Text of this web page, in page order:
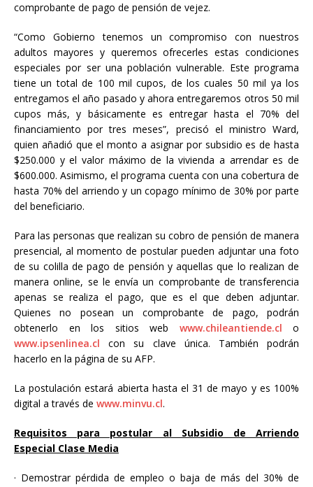
comprobante de pago de pensión de vejez.
“Como Gobierno tenemos un compromiso con nuestros
adultos mayores y queremos ofrecerles estas condiciones
especiales por ser una población vulnerable. Este programa
tiene un total de 100 mil cupos, de los cuales 50 mil ya los
entregamos el año pasado y ahora entregaremos otros 50 mil
cupos más, y básicamente es entregar hasta el 70% del
financiamiento por tres meses”, precisó el ministro Ward,
quien añadió que el monto a asignar por subsidio es de hasta
$250.000 y el valor máximo de la vivienda a arrendar es de
$600.000. Asimismo, el programa cuenta con una cobertura de
hasta 70% del arriendo y un copago mínimo de 30% por parte
del beneficiario.
Para las personas que realizan su cobro de pensión de manera
presencial, al momento de postular pueden adjuntar una foto
de su colilla de pago de pensión y aquellas que lo realizan de
manera online, se le envía un comprobante de transferencia
apenas se realiza el pago, que es el que deben adjuntar.
Quienes no posean un comprobante de pago, podrán
obtenerlo en los sitios web www.chileantiende.cl o
www.ipsenlinea.cl con su clave única. También podrán
hacerlo en la página de su AFP.
La postulación estará abierta hasta el 31 de mayo y es 100%
digital a través de www.minvu.cl.
Requisitos para postular al Subsidio de Arriendo
Especial Clase Media
· Demostrar pérdida de empleo o baja de más del 30% de